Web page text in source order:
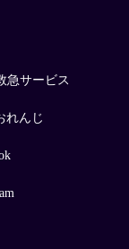
急サービス
れんじ